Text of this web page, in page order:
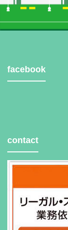
facebook
contact